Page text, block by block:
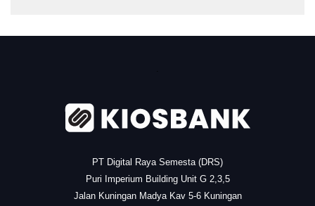
PT Digital Raya Semesta (DRS)
Puri Imperium Building Unit G 2,3,5
Jalan Kuningan Madya Kav 5-6 Kuningan